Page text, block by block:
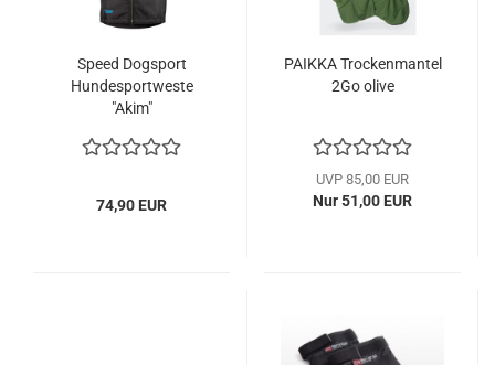
Speed Dogsport
Hundesportweste
"Akim"
74,90 EUR
PAIKKA Trockenmantel
2Go olive
UVP 85,00 EUR
Nur 51,00 EUR